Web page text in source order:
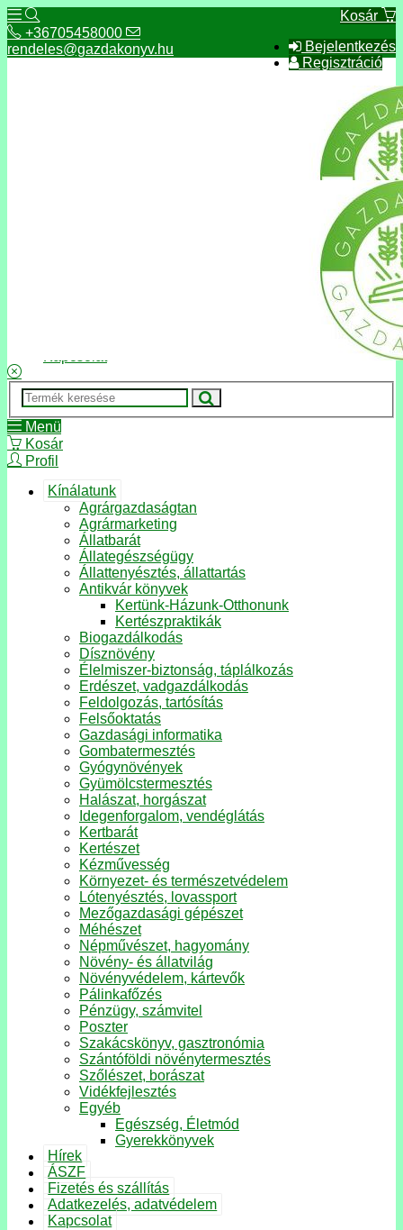
Kosár
Bejelentkezés
Regisztráció
+36705458000
rendeles@gazdakonyv.hu
Menü
Kosár
Profil
Kínálatunk
Agrárgazdaságtan
Agrármarketing
Állatbarát
Állategészségügy
Állattenyésztés, állattartás
Antikvár könyvek
Kertünk-Házunk-Otthonunk
Kertészpraktikák
Biogazdálkodás
Dísznövény
Élelmiszer-biztonság, táplálkozás
Erdészet, vadgazdálkodás
Feldolgozás, tartósítás
Felsőoktatás
Gazdasági informatika
Gombatermesztés
Gyógynövények
Gyümölcstermesztés
Halászat, horgászat
Idegenforgalom, vendéglátás
Kertbarát
Kertészet
Kézművesség
Környezet- és természetvédelem
Lótenyésztés, lovassport
Mezőgazdasági gépészet
Méhészet
Népművészet, hagyomány
Növény- és állatvilág
Növényvédelem, kártevők
Pálinkafőzés
Pénzügy, számvitel
Poszter
Szakácskönyv, gasztronómia
Szántóföldi növénytermesztés
Szőlészet, borászat
Vidékfejlesztés
Egyéb
Egészség, Életmód
Gyerekkönyvek
Hírek
ÁSZF
Fizetés és szállítás
Adatkezelés, adatvédelem
Kapcsolat